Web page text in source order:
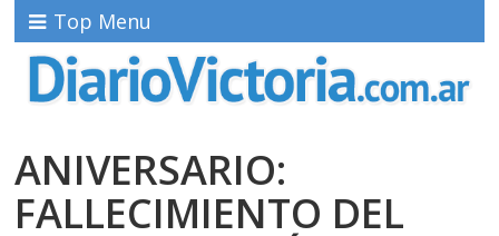
Top Menu
ANIVERSARIO:
FALLECIMIENTO DEL